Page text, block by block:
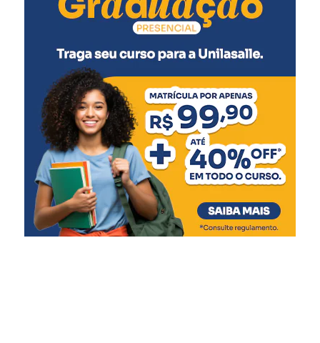
Pneumocócica (2ª dose)
5 meses:
Meningocócica C (2ª dose)
6 meses:
Pentavalente (3ª dose)
Pólio (3ª dose)
Influenza
Covid-19 (1ª dose)